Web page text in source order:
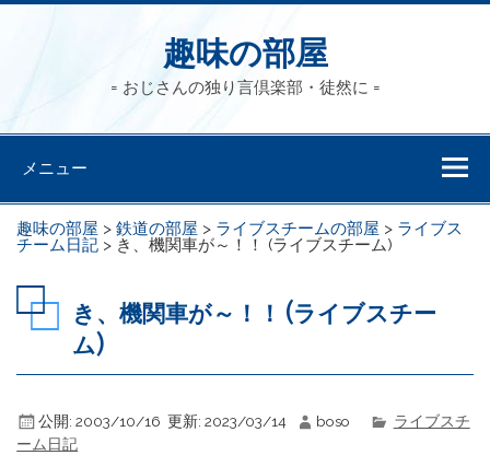
趣味の部屋
= おじさんの独り言倶楽部・徒然に =
メニュー
趣味の部屋 >鉄道の部屋 > ライブスチームの部屋 > ライブス
チーム日記 > き、機関車が～！！ (ライブスチーム)
き、機関車が～！！ (ライブスチー
ム)
公開: 2003/10/16 更新: 2023/03/14 boso
ライブスチ
ーム日記